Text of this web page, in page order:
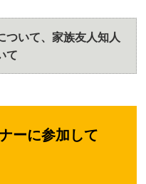
いて、家族友人知人
て
ーに参加して